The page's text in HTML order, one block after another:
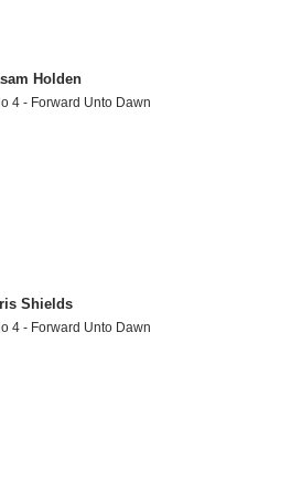
Holden
4 - Forward Unto Dawn
Shields
4 - Forward Unto Dawn